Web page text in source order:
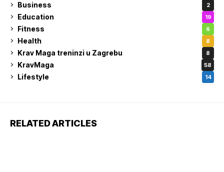
Business 2
Education 19
Fitness 6
Health 8
Krav Maga treninzi u Zagrebu 8
KravMaga 58
Lifestyle 14
RELATED ARTICLES